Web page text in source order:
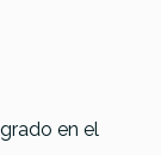
en el